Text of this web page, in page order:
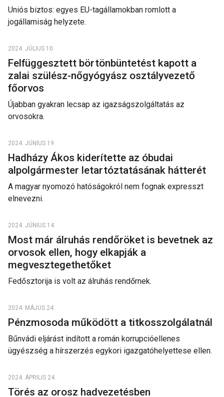
Uniós biztos: egyes EU-tagállamokban romlott a
jogállamiság helyzete.
2024. JÚLIUS 10.
Felfüggesztett börtönbüntetést kapott a
zalai szülész-nőgyógyász osztályvezető
főorvos
Újabban gyakran lecsap az igazságszolgáltatás az
orvosokra.
2024. JÚNIUS 19.
Hadházy Ákos kiderítette az óbudai
alpolgármester letartóztatásának hátterét
A magyar nyomozó hatóságokról nem fognak expresszt
elnevezni.
2024. JÚNIUS 14.
Most már álruhás rendőröket is bevetnek az
orvosok ellen, hogy elkapják a
megvesztegethetőket
Fedősztorija is volt az álruhás rendőrnek.
2024. MÁJUS 24.
Pénzmosoda működött a titkosszolgálatnál
Bűnvádi eljárást indított a román korrupcióellenes
ügyészség a hírszerzés egykori igazgatóhelyettese ellen.
2024. ÁPRILIS 24.
Törés az orosz hadvezetésben